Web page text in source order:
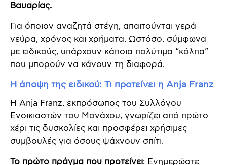
Βαυαρίας.
Για όποιον αναζητά στέγη, απαιτούνται γερά
νεύρα, χρόνος και χρήματα. Ωστόσο, σύμφωνα
με ειδικούς, υπάρχουν κάποια πολύτιμα “κόλπα”
που μπορούν να κάνουν τη διαφορά.
Η άποψη της ειδικού: Τι προτείνει η Anja Franz
Η Anja Franz, εκπρόσωπος του Συλλόγου
Ενοικιαστών του Μονάχου, γνωρίζει από πρώτο
χέρι τις δυσκολίες και προσφέρει χρήσιμες
συμβουλές για όσους ψάχνουν σπίτι.
Το πρώτο πράγμα που προτείνει: Ενημερώστε